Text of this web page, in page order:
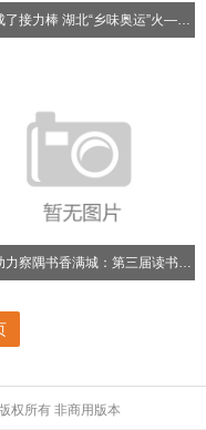
扁担成了接力棒 湖北“乡味奥运”火——“百镇千村”系列赛事活
深圳助力察隅书香满城：第三届读书月系列活动圆满举办
权所有 非商用版本